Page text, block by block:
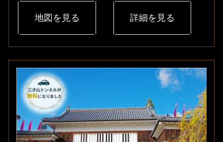
地図を見る 詳細を見る